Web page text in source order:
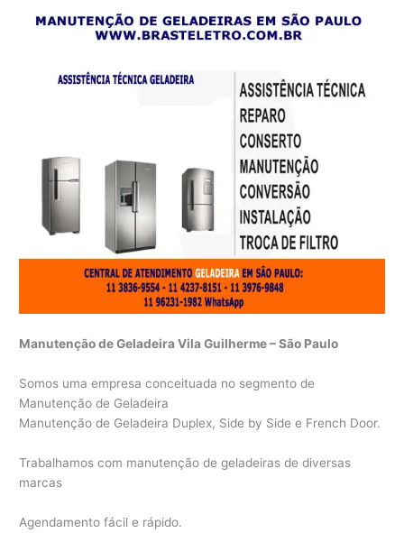
Manutenção de Geladeira Vila Guilherme – São Paulo
Somos uma empresa conceituada no segmento de
Manutenção de Geladeira
Manutenção de Geladeira Duplex, Side by Side e French Door.
Trabalhamos com manutenção de geladeiras de diversas
marcas
Agendamento fácil e rápido.